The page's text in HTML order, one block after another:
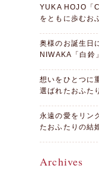
YUKA HOJO「
をともに歩むお
奥様のお誕生日
NIWAKA「白鈴
想いをひとつに
選ばれたおふた
永遠の愛をリン
たおふたりの結
Archives